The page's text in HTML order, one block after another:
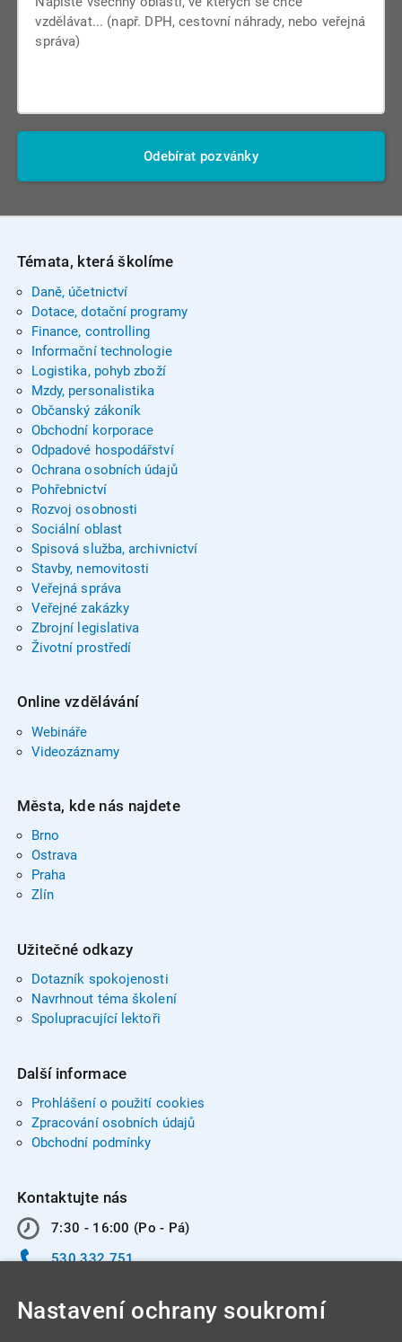
Odebírat pozvánky
Témata, která školíme
Daně, účetnictví
Dotace, dotační programy
Finance, controlling
Informační technologie
Logistika, pohyb zboží
Mzdy, personalistika
Občanský zákoník
Obchodní korporace
Odpadové hospodářství
Ochrana osobních údajů
Pohřebnictví
Rozvoj osobnosti
Sociální oblast
Spisová služba, archivnictví
Stavby, nemovitosti
Veřejná správa
Veřejné zakázky
Zbrojní legislativa
Životní prostředí
Online vzdělávání
Webináře
Videozáznamy
Města, kde nás najdete
Brno
Ostrava
Praha
Zlín
Užitečné odkazy
Dotazník spokojenosti
Navrhnout téma školení
Spolupracující lektoři
Další informace
Prohlášení o použití cookies
Zpracování osobních údajů
Obchodní podmínky
Kontaktujte nás
7:30 - 16:00 (Po - Pá)
530 332 751
Nastavení ochrany soukromí